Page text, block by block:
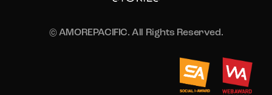
© AMOREPACIFIC. All Rights Reserved.